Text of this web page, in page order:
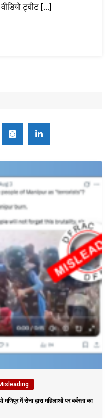
ट्वीट […]
में सेना द्वारा महिलाओं पर बर्बरता का